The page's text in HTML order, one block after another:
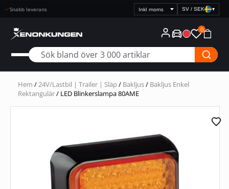
Snabb leverans
Välj
prisvisning
SV / SEK ▾
0
Hem /24V/Lastbil | Trailer | Släp/ Bakljus/ Bakljus Enkel
Rektangulär/ LED Blinkerslampa 80AME